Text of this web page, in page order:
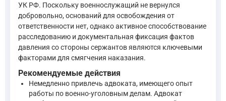
Статья 5. Принцип вины
Лицо подлежит уголовной ответственности только за
Объективное вменение, то есть уголовная
—Уголовный кодекс Российской Федерации, ст. 5
Статья 24. Формы вины
УК РФ. Поскольку военнослужащий не вернулся
добровольно, оснований для освобождения от
ответственности нет, однако активное способствование
расследованию и документальная фиксация фактов
давления со стороны сержантов являются ключевыми
факторами для смягчения наказания.
Рекомендуемые действия
Немедленно привлечь адвоката, имеющего опыт
работы по военно-уголовным делам. Адвокат